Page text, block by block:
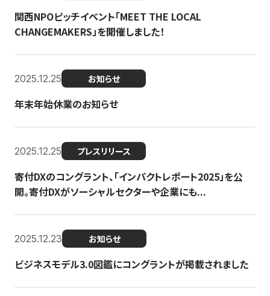
関西NPOピッチイベント「MEET THE LOCAL
CHANGEMAKERS」を開催しました！
2025.12.25 お知らせ
年末年始休業のお知らせ
2025.12.25 プレスリリース
寄付DXのコングラント、「インパクトレポート2025」を公
開。寄付DXがソーシャルセクターや企業にも...
2025.12.23 お知らせ
ビジネスモデル3.0図鑑にコングラントが掲載されました